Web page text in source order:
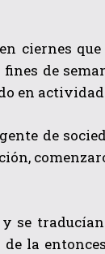
ciernes
de
en
de
se
la